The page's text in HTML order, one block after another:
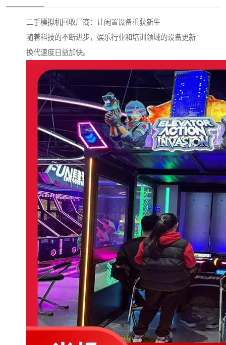
二手模拟机回收厂商：让闲置设备重获新生
随着科技的不断进步，娱乐行业和培训领域的设备更新
换代速度日益加快。